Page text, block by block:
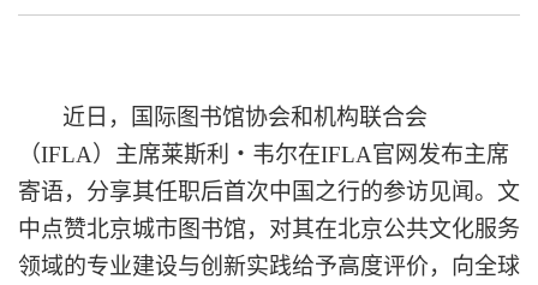
近日，国际图书馆协会和机构联合会
（IFLA）主席莱斯利・韦尔在IFLA官网发布主席
寄语，分享其任职后首次中国之行的参访见闻。文
中点赞北京城市图书馆，对其在北京公共文化服务
领域的专业建设与创新实践给予高度评价， 向全球